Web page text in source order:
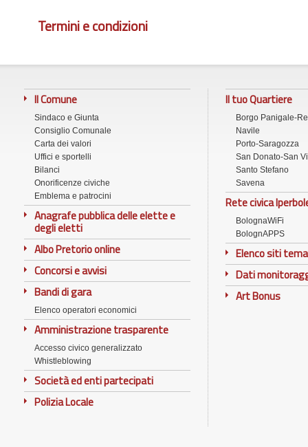
Termini e condizioni
conseguire accesso non autorizzato alle risorse
influenzare negativamente la regolare
alterare l'integrità di informazioni contenute
violare la riservatezza di altri utenti
rivendere a terzi la connettività o fare
L'utente si impegna a:
riconoscere che il Comune di Bologna e Lepida
informazione reperita in rete
non compiere azioni di e-mail indiscriminato
assumersi in generale ogni responsabilità
Inoltre si ricorda che:
BolognaWiFi è un servizio civico gratuito e
l'acquisto e la configurazione degli strumenti
il servizio non comprende il supporto tecnico
il servizio non consente l'utilizzo delle sorgenti
elettronico
I fornitori del servizio declinano ogni
connessioni nell'ambito dell'utilizzo di
Il Comune
Sindaco e Giunta
Consiglio Comunale
Carta dei valori
Uffici e sportelli
Bilanci
Onorificenze civiche
Emblema e patrocini
Anagrafe pubblica delle elette e
degli eletti
Albo Pretorio online
Concorsi e avvisi
Bandi di gara
Elenco operatori economici
Amministrazione trasparente
Accesso civico generalizzato
Whistleblowing
Società ed enti partecipati
Polizia Locale
Il tuo Quartiere
Borgo Panigale-
Navile
Porto-Saragozza
San Donato-San
Santo Stefano
Savena
Rete civica
BolognaWiFi
BolognAPPS
Elenco siti
Dati
Art Bonus